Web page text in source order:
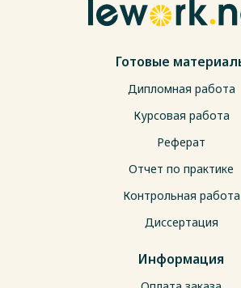
Готовые
Дипломная работа
Курсовая работа
Реферат
Отчет по практике
Контрольная работа
Диссертация
Информация